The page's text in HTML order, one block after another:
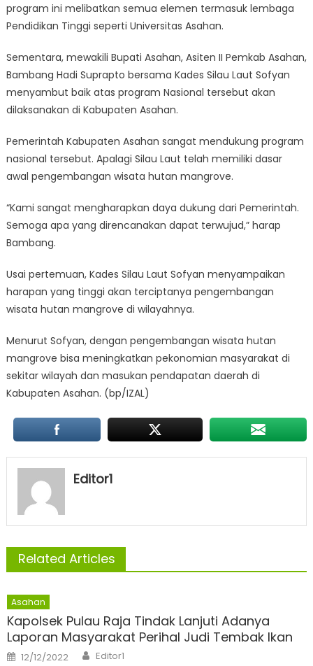
program ini melibatkan semua elemen termasuk lembaga
Pendidikan Tinggi seperti Universitas Asahan.
Sementara, mewakili Bupati Asahan, Asiten II Pemkab Asahan,
Bambang Hadi Suprapto bersama Kades Silau Laut Sofyan
menyambut baik atas program Nasional tersebut akan
dilaksanakan di Kabupaten Asahan.
Pemerintah Kabupaten Asahan sangat mendukung program
nasional tersebut. Apalagi Silau Laut telah memiliki dasar
awal pengembangan wisata hutan mangrove.
“Kami sangat mengharapkan daya dukung dari Pemerintah.
Semoga apa yang direncanakan dapat terwujud,” harap
Bambang.
Usai pertemuan, Kades Silau Laut Sofyan menyampaikan
harapan yang tinggi akan terciptanya pengembangan
wisata hutan mangrove di wilayahnya.
Menurut Sofyan, dengan pengembangan wisata hutan
mangrove bisa meningkatkan pekonomian masyarakat di
sekitar wilayah dan masukan pendapatan daerah di
Kabupaten Asahan. (bp/IZAL)
Editor1
Related Articles
Asahan
Kapolsek Pulau Raja Tindak Lanjuti Adanya
Laporan Masyarakat Perihal Judi Tembak Ikan
Posted
on
12/12/2022 Author
Editor1